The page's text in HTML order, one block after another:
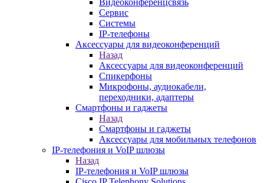
Видеоконференцсвязь
Сервис
Системы
IP-телефоны
Аксессуары для видеоконференций
Назад
Аксессуары для видеоконференций
Спикерфоны
Микрофоны, аудиокабели,
переходники, адаптеры
Смартфоны и гаджеты
Назад
Смартфоны и гаджеты
Аксессуары для мобильных телефонов
IP-телефония и VoIP шлюзы
Назад
IP-телефония и VoIP шлюзы